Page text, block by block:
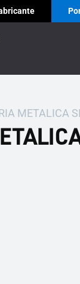
METALICA